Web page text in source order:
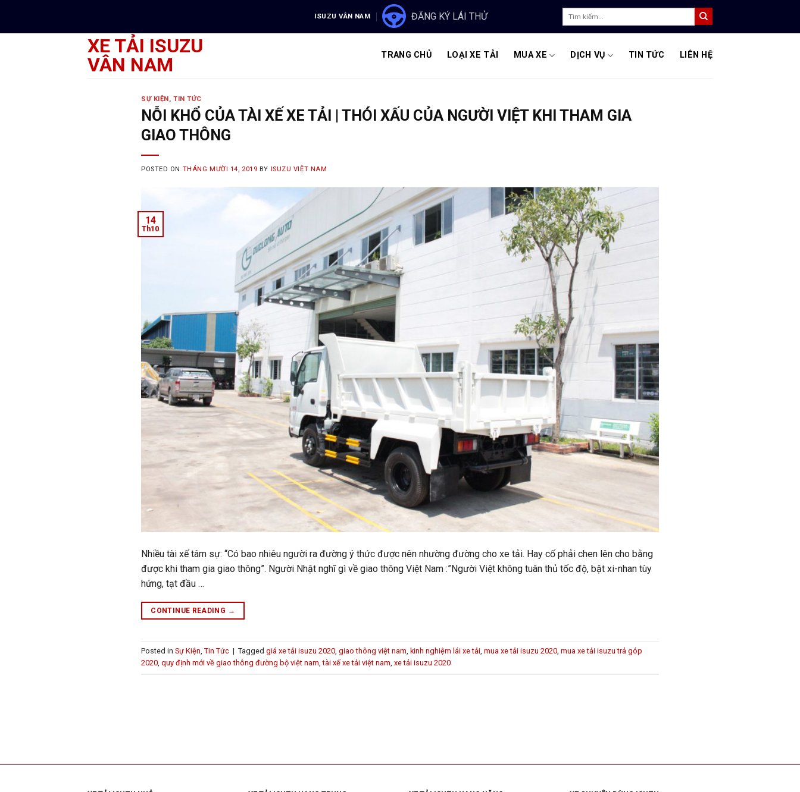
content
ISUZU VÂN NAM ĐĂNG KÝ LÁI THỬ
XE TẢI ISUZU
VÂN NAM
TRANG CHỦ LOẠI XE TẢI MUA XE DỊCH VỤ TIN TỨC LIÊN HỆ
SỰ KIỆN,TIN TỨC
NỖI KHỔ CỦA TÀI XẾ XE TẢI | THÓI XẤU CỦA NGƯỜI VIỆT KHI THAM GIA
GIAO THÔNG
POSTED ON THÁNG MƯỜI 14, 2019 BY ISUZU VIỆT NAM
14
Th10
Nhiều tài xế tâm sự: “Có bao nhiêu người ra đường ý thức được nên nhường đường cho xe tải. Hay cố phải chen lên cho bằng
được khi tham gia giao thông”. Người Nhật nghĩ gì về giao thông Việt Nam :”Người Việt không tuân thủ tốc độ, bật xi-nhan tùy
hứng, tạt đầu …
CONTINUE READING →
Posted in Sự Kiện, Tin Tức | Tagged giá xe tải isuzu 2020, giao thông việt nam, kinh nghiệm lái xe tải, mua xe tải isuzu 2020, mua xe tải isuzu trả góp
2020, quy định mới về giao thông đường bộ việt nam,tài xế xe tải việt nam, xe tải isuzu 2020